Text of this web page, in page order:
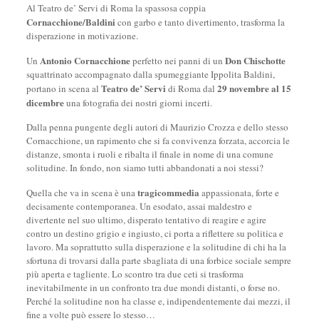
Al Teatro de’ Servi di Roma la spassosa coppia
Cornacchione/Baldini con garbo e tanto divertimento, trasforma la
disperazione in motivazione.
Un Antonio Cornacchioneperfetto nei panni di un Don Chischotte
squattrinato accompagnato dalla spumeggiante Ippolita Baldini,
portano in scena al Teatro de’ Servi di Roma dal 29 novembre al 15
dicembreuna fotografia dei nostri giorni incerti.
Dalla penna pungente degli autori di Maurizio Crozza e dello stesso
Cornacchione, un rapimento che si fa convivenza forzata, accorcia le
distanze, smonta i ruoli e ribalta il finale in nome di una comune
solitudine. In fondo, non siamo tutti abbandonati a noi stessi?
Quella che va in scena è una tragicommedia appassionata, forte e
decisamente contemporanea. Un esodato, assai maldestro e
divertente nel suo ultimo, disperato tentativo di reagire e agire
contro un destino grigio e ingiusto, ci porta a riflettere su politica e
lavoro. Ma soprattutto sulla disperazione e la solitudine di chi ha la
sfortuna di trovarsi dalla parte sbagliata di una forbice sociale sempre
più aperta e tagliente. Lo scontro tra due ceti si trasforma
inevitabilmente in un confronto tra due mondi distanti, o forse no.
Perché la solitudine non ha classe e, indipendentemente dai mezzi, il
fine a volte può essere lo stesso…